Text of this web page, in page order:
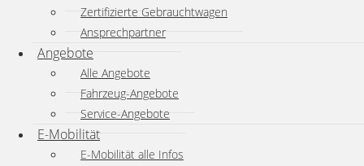
Zertifizierte Gebrauchtwagen
Ansprechpartner
Angebote
Alle Angebote
Fahrzeug-Angebote
Service-Angebote
E-Mobilität
E-Mobilität alle Infos